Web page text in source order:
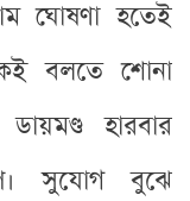
ঘোষণা হতেই
বলতে শোনা
হারবার
সুযোগ বুঝে